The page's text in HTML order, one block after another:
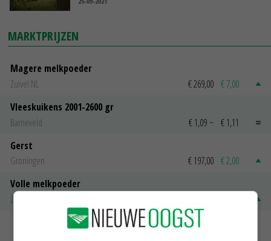
MARKTPRIJZEN
Magere melkpoeder
Zuivel NL
€ 269,00 € 7,00
Vleeskuikens 2001-2600 gr
Barneveld
€ 1,09 ~ € 1,11
Gerst
Groningen
€ 197,00 € 2,00
Volle melkpoeder
Zuivel NL
MEER MARKTPRIJZEN